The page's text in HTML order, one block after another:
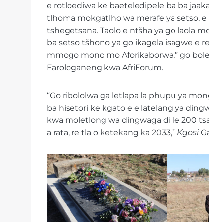
e rotloediwa ke baeteledipele ba ba jaaka
tlhoma mokgatlho wa merafe ya setso,
tshegetsana. Taolo e ntšha ya go laola
ba setso tšhono ya go ikagela isagwe e
mmogo mono mo Aforikaborwa,” go
Farologaneng kwa AfriForum.
“Go ribololwa ga letlapa la phupu ya
ba hisetori ke kgato e e latelang ya
kwa moletlong wa dingwaga di le 200
a rata, re tla o ketekang ka 2033,” Kgosi